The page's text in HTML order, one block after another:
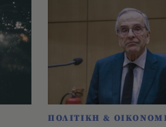
ΠΟΛΙΤΙΚΗ &